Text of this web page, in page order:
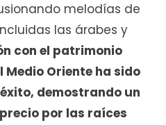
melodías de
las árabes y
con el patrimonio
Oriente ha sido
demostrando un
por las raíces